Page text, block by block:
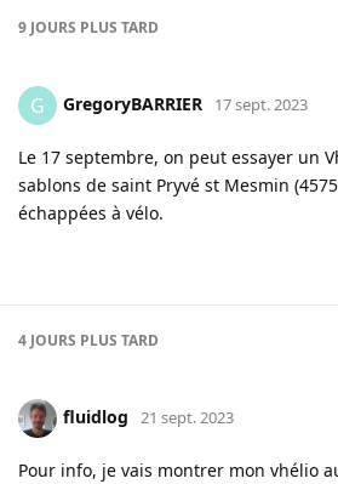
9 JOURS PLUS TARD
G GregoryBARRIER 17 sept. 2023
Le 17 septembre, on peut essayer un
sablons de saint Pryvé st Mesmin
échappées à vélo.
4 JOURS PLUS TARD
fluidlog 21 sept. 2023
Pour info, je vais montrer mon vhélio